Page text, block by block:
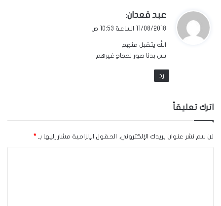
ي
ل
عبد قعدان:
11/08/2018 الساعة 10:53 ص
الله يتقبل منهم
بس بدنا صور لحجاج غيرهم
رد
اترك تعليقاً
لن يتم نشر عنوان بريدك الإلكتروني. الحقول الإلزامية مشار إليها بـ *